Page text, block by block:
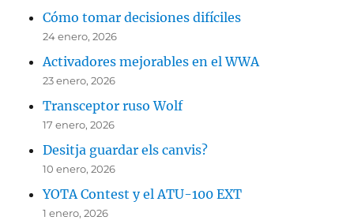
Cómo tomar decisiones difíciles
24 enero, 2026
Activadores mejorables en el WWA
23 enero, 2026
Transceptor ruso Wolf
17 enero, 2026
Desitja guardar els canvis?
10 enero, 2026
YOTA Contest y el ATU-100 EXT
1 enero, 2026